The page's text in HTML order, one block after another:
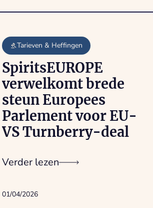
Tarieven & Heffingen
SpiritsEUROPE
verwelkomt brede
steun Europees
Parlement voor EU-
VS Turnberry-deal
Verder lezen
01/04/2026